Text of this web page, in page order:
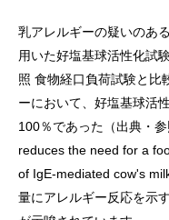
乳アレルギーの疑いのあ
用いた好塩基球活性化試
照 食物経口負荷試験と比
ーにおいて、好塩基球活
100％であった（出典・
reduces the need for a
of IgE-mediated cow's
量にアレルギー反応を示